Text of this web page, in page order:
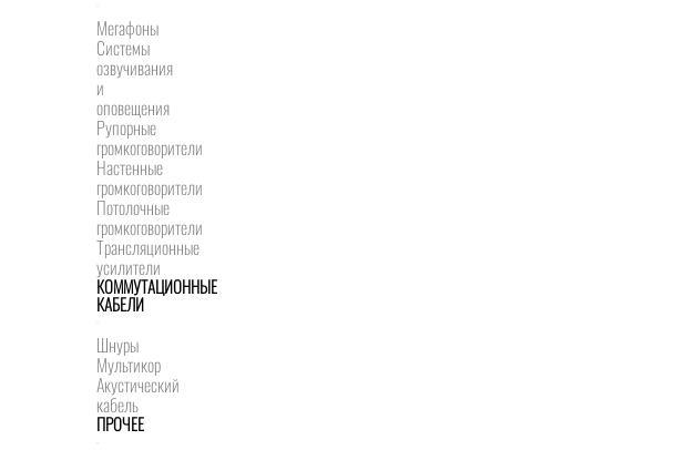
Мегафоны
Системы
озвучивания
и
оповещения
Рупорные
громкоговорители
Настенные
громкоговорители
Потолочные
громкоговорители
Трансляционные
усилители
КОММУТАЦИОННЫЕ
КАБЕЛИ
Шнуры
Мультикор
Акустический
кабель
ПРОЧЕЕ